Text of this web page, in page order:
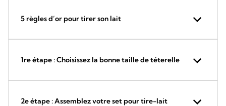
5 règles d’or pour tirer son lait
1re étape : Choisissez la bonne taille de téterelle
2e étape : Assemblez votre set pour tire-lait